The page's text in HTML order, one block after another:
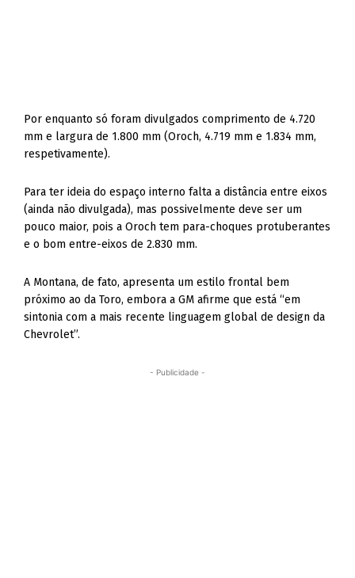
Por enquanto só foram divulgados comprimento de 4.720
mm e largura de 1.800 mm (Oroch, 4.719 mm e 1.834 mm,
respetivamente).
Para ter ideia do espaço interno falta a distância entre eixos
(ainda não divulgada), mas possivelmente deve ser um
pouco maior, pois a Oroch tem para-choques protuberantes
e o bom entre-eixos de 2.830 mm.
A Montana, de fato, apresenta um estilo frontal bem
próximo ao da Toro, embora a GM afirme que está “em
sintonia com a mais recente linguagem global de design da
Chevrolet”.
- Publicidade -